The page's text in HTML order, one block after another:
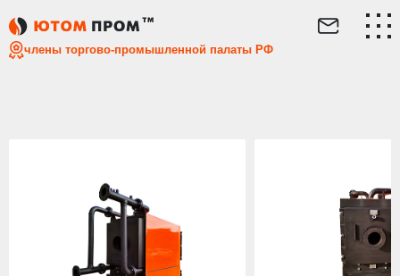
члены торгово-промышленной палаты РФ